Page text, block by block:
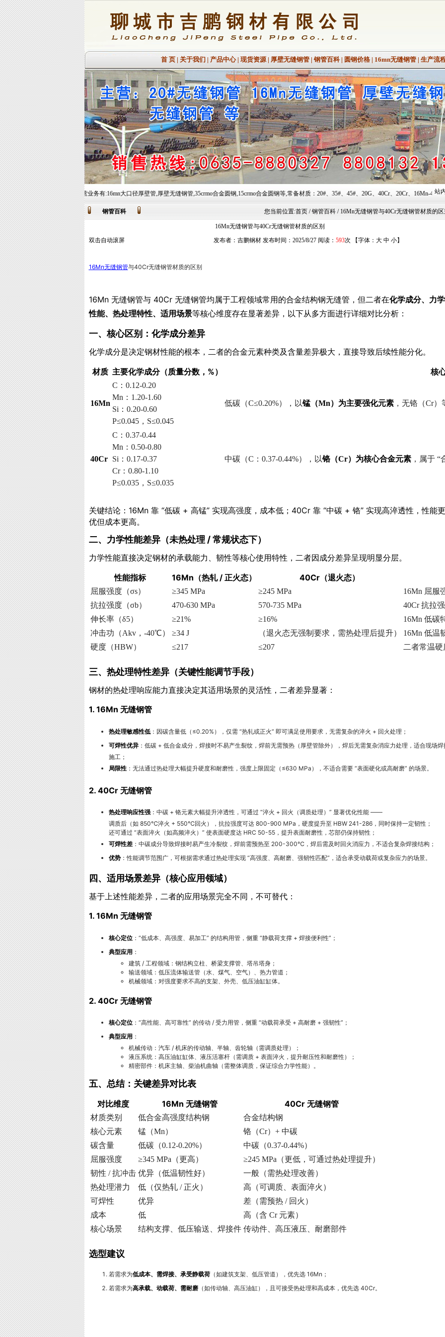
首 页| 关于我们 | 产品中心| 现货资源| 厚壁无缝钢管| 钢管百科| 圆钢价格| 16mn无缝钢管| 生产流
有限公司欢迎您的到来!主营业务有:16mn大口径厚壁管,厚壁无缝钢管,35crmo合金圆钢,15crmo合金圆钢等,常备材质：20#、35#、45#、20G、40Cr、20Cr、16Mn-45Mn 站
钢管百科 您当前位置:首页 / 钢管百科 / 16Mn无缝钢管与40Cr无缝钢管材质的
16Mn无缝钢管与40Cr无缝钢管材质的区别
双击自动滚屏
发布者：吉鹏钢材 发布时间：2025/8/27 阅读： 593次 【字体： 大 中 小】
16Mn无缝钢管与40Cr无缝钢管材质的区别
16Mn 无缝钢管与 40Cr 无缝钢管均属于工程领域常用的合金结构钢无缝管，但二者在化学成分、力学
性能、热处理特性、适用场景等核心维度存在显著差异，以下从多方面进行详细对比分析：
一、核心区别：化学成分差异
化学成分是决定钢材性能的根本，二者的合金元素种类及含量差异极大，直接导致后续性能分化。
材质 主要化学成分（质量分数，%） 核
16Mn
C：0.12-0.20
Mn：1.20-1.60
Si：0.20-0.60
P≤0.045，S≤0.045
低碳（C≤0.20%），以锰（Mn）为主要强化元素，无铬（Cr）
40Cr
C：0.37-0.44
Mn：0.50-0.80
Si：0.17-0.37
Cr：0.80-1.10
P≤0.035，S≤0.035
中碳（C：0.37-0.44%），以铬（Cr）为核心合金元素，属于 “
关键结论：16Mn 靠 “低碳 + 高锰” 实现高强度，成本低；40Cr 靠 “中碳 + 铬” 实现高淬透性，性能更
优但成本更高。
二、力学性能差异（未热处理 / 常规状态下）
力学性能直接决定钢材的承载能力、韧性等核心使用特性，二者因成分差异呈现明显分层。
性能指标
16Mn（热轧 / 正火态） 40Cr（退火态）
屈服强度（σs） ≥345 MPa ≥245 MPa
16Mn 屈服
抗拉强度（σb）
470-630 MPa 570-735 MPa
40Cr 抗拉
伸长率（δ5）
≥21% ≥16%
16Mn 低碳
冲击功（Akv，-40℃）
≥34 J （退火态无强制要求，需热处理后提升）
16Mn 低温
硬度（HBW）
≤217 ≤207 二者常温
三、热处理特性差异（关键性能调节手段）
钢材的热处理响应能力直接决定其适用场景的灵活性，二者差异显著：
1. 16Mn 无缝钢管
热处理敏感性低：因碳含量低（≤0.20%），仅需 “热轧或正火” 即可满足使用要求，无需复杂的淬火 + 回火处理；
可焊性优异：低碳 + 低合金成分，焊接时不易产生裂纹，焊前无需预热（厚壁管除外），焊后无需复杂消应力处理，适合现场焊
施工；
局限性：无法通过热处理大幅提升硬度和耐磨性，强度上限固定（≤630 MPa），不适合需要 “表面硬化或高耐磨” 的场景。
2. 40Cr 无缝钢管
热处理响应性强：中碳 + 铬元素大幅提升淬透性，可通过 “淬火 + 回火（调质处理）” 显著优化性能 ——
调质后（如 850℃淬火 + 550℃回火），抗拉强度可达 800-900 MPa，硬度提升至 HBW 241-286，同时保持一定韧性；
还可通过 “表面淬火（如高频淬火）” 使表面硬度达 HRC 50-55，提升表面耐磨性，芯部仍保持韧性；
可焊性差：中碳成分导致焊接时易产生冷裂纹，焊前需预热至 200-300℃，焊后需及时回火消应力，不适合复杂焊接结构；
优势：性能调节范围广，可根据需求通过热处理实现 “高强度、高耐磨、强韧性匹配”，适合承受动载荷或复杂应力的场景。
四、适用场景差异（核心应用领域）
基于上述性能差异，二者的应用场景完全不同，不可替代：
1. 16Mn 无缝钢管
核心定位：“低成本、高强度、易加工” 的结构用管，侧重 “静载荷支撑 + 焊接便利性”；
典型应用：
建筑 / 工程领域：钢结构立柱、桥梁支撑管、塔吊塔身；
输送领域：低压流体输送管（水、煤气、空气）、热力管道；
机械领域：对强度要求不高的支架、外壳、低压油缸缸体。
2. 40Cr 无缝钢管
核心定位：“高性能、高可靠性” 的传动 / 受力用管，侧重 “动载荷承受 + 高耐磨 + 强韧性”；
典型应用 ：
机械传动：汽车 / 机床的传动轴、半轴、齿轮轴（需调质处理）；
液压系统：高压油缸缸体、液压活塞杆（需调质 + 表面淬火，提升耐压性和耐磨性）；
精密部件：机床主轴、柴油机曲轴（需整体调质，保证综合力学性能）。
五、总结：关键差异对比表
对比维度 16Mn 无缝钢管 40Cr 无缝钢管
材质类别 低合金高强度结构钢
合金结构钢
核心元素
锰（Mn）
铬（Cr）+ 中碳
碳含量
低碳（0.12-0.20%）
中碳（0.37-0.44%）
屈服强度
≥345 MPa（更高）
≥245 MPa（更低，可通过热处理提升）
韧性 / 抗冲击 优异（低温韧性好）
一般（需热处理改善）
热处理潜力
低（仅热轧 / 正火）
高（可调质、表面淬火）
可焊性
优异
差（需预热 / 回火）
成本
低
高（含 Cr 元素）
核心场景
结构支撑、低压输送、焊接件 传动件、高压液压、耐磨部件
选型建议
若需求为低成本、需焊接、承受静载荷（如建筑支架、低压管道），优先选 16Mn；
若需求为高承载、动载荷、需耐磨（如传动轴、高压油缸），且可接受热处理和高成本，优先选 40Cr。